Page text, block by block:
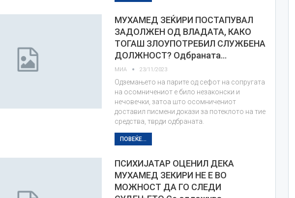
МУХАМЕД ЗЕЌИРИ ПОСТАПУВАЛ
ЗАДОЛЖЕН ОД ВЛАДАТА, КАКО
ТОГАШ ЗЛОУПОТРЕБИЛ СЛУЖБЕНА
ДОЛЖНОСТ? Одбраната…
МИА 23/11/2023
Одземањето на парите од сефот на сопругата
на осомничениот е било незаконски и
нечовечки, затоа што осомничениот
доставил писмени докази за потеклото на тие
средства, тврди одбраната.
ПОВЕЌЕ...
ПСИХИЈАТАР ОЦЕНИЛ ДЕКА
МУХАМЕД ЗЕКИРИ НЕ Е ВО
МОЖНОСТ ДА ГО СЛЕДИ